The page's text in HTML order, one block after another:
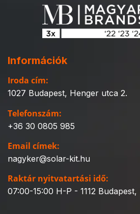
Információk
Iroda cím:
1027 Budapest, Henger utca 2.
Telefonszám:
+36 30 0805 985
Email címek:
nagyker@solar-kit.hu
Raktár nyitvatartási idő:
07:00-15:00 H-P - 1112